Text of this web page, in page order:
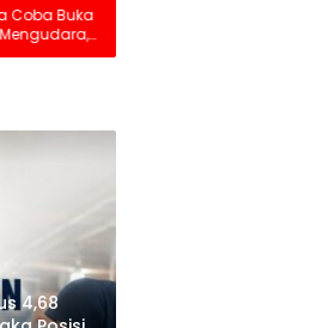
Pilu, Seorang Ibu Beserta Empat
Tewas Terjebak Kebakaran di
4,68